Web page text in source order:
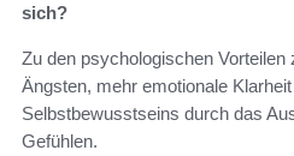
sich?
Zu den psychologischen
Ängsten, mehr emotionale
Selbstbewusstseins durch das
Gefühlen.